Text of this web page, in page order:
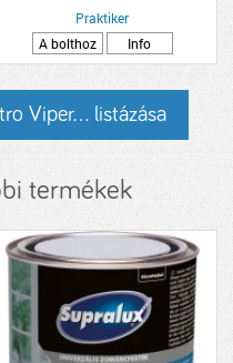
Praktiker
A bolthoz
Info
Viper... listázása
termékek